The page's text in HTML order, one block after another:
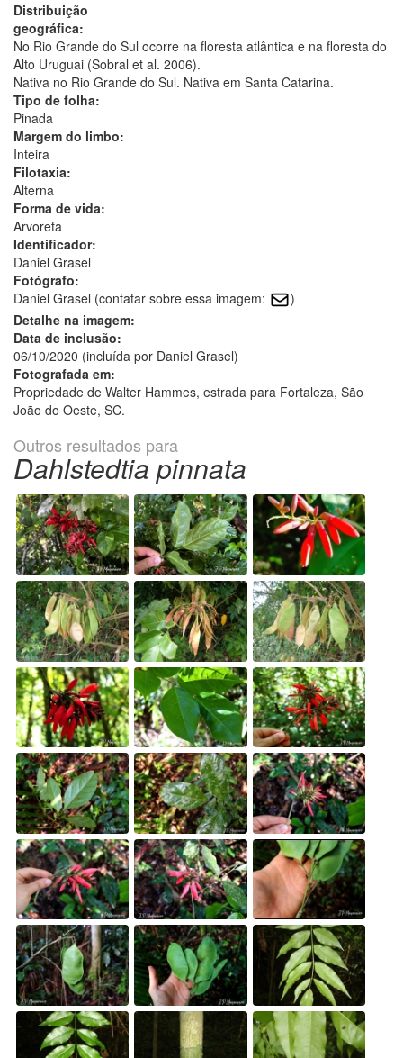
Distribuição
geográfica:
No Rio Grande do Sul ocorre na floresta atlântica e na floresta do
Alto Uruguai (Sobral et al. 2006).
Nativa no Rio Grande do Sul. Nativa em Santa Catarina.
Tipo de folha:
Pinada
Margem do limbo:
Inteira
Filotaxia:
Alterna
Forma de vida:
Arvoreta
Identificador:
Daniel Grasel
Fotógrafo:
Daniel Grasel (contatar sobre essa imagem:
)
Detalhe na imagem:
Data de inclusão:
06/10/2020 (incluída por Daniel Grasel)
Fotografada em:
Propriedade de Walter Hammes, estrada para Fortaleza, São
João do Oeste, SC.
Outros resultados para
Dahlstedtia pinnata